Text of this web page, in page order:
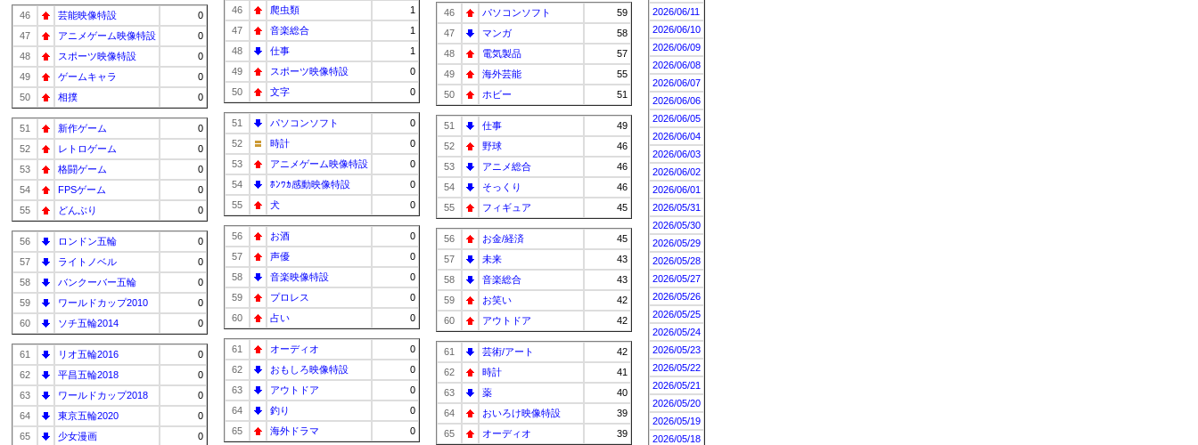
46 芸能映像特設
0
47
アニメゲーム映像特設
0
48
スポーツ映像特設
0
49
ゲームキャラ
0
50
相撲 0
51 新作ゲーム
0
52
レトロゲーム
0
53
格闘ゲーム
0
54
FPSゲーム
0
55
どんぶり 0
56 ロンドン五輪
0
57
ライトノベル
0
58
バンクーバー五輪
0
59
ワールドカップ2010
0
60
ソチ五輪2014 0
61 リオ五輪2016
0
62
平昌五輪2018
0
63
ワールドカップ2018
0
64
東京五輪2020
0
65
少女漫画 0
46 爬虫類
1
47
音楽総合
1
48
仕事
1
49
スポーツ映像特設
0
50
文字 0
51 パソコンソフト
0
52
時計
0
53
アニメゲーム映像特設
0
54
ﾎﾝﾜｶ感動映像特設
0
55
犬 0
56 お酒
0
57
声優
0
58
音楽映像特設
0
59
プロレス
0
60
占い 0
61 オーディオ
0
62
おもしろ映像特設
0
63
アウトドア
0
64
釣り
0
65
海外ドラマ 0
46 パソコンソフト
59
47
マンガ
58
48
電気製品
57
49
海外芸能
55
50
ホビー 51
51 仕事
49
52
野球
46
53
アニメ総合
46
54
そっくり
46
55
フィギュア 45
56 お金/経済
45
57
未来
43
58
音楽総合
43
59
お笑い
42
60
アウトドア 42
61 芸術/アート
42
62
時計
41
63
薬
40
64
おいろけ映像特設
39
65
オーディオ 39
2026/06/11
2026/06/10
2026/06/09
2026/06/08
2026/06/07
2026/06/06
2026/06/05
2026/06/04
2026/06/03
2026/06/02
2026/06/01
2026/05/31
2026/05/30
2026/05/29
2026/05/28
2026/05/27
2026/05/26
2026/05/25
2026/05/24
2026/05/23
2026/05/22
2026/05/21
2026/05/20
2026/05/19
2026/05/18